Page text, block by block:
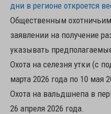
дни в регионе откроется
Общественным
заявлении на получение
указывать
Охота на селезня утки (с
марта 2026 года по 10 мая
Охота на вальдшнепа в
26 апреля 2026 года.